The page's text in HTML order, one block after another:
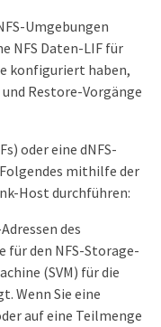
Umgebungen
NFS Daten-LIF für
konfiguriert haben,
Restore-Vorgänge
oder eine dNFS-
mithilfe der
Host durchführen:
des
für den NFS-Storage-
(SVM) für die
Wenn Sie eine
auf eine Teilmenge